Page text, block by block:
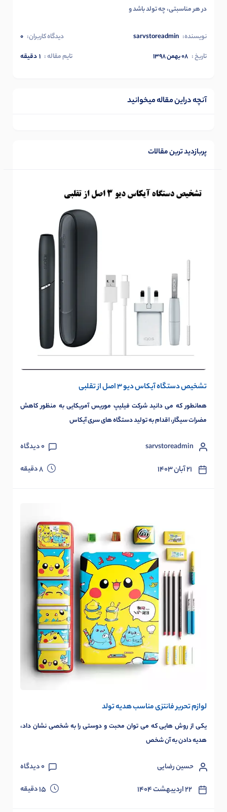
در هر مناسبتی، چه تولد باشد و
نویسنده: sarvstoreadmin دیدگاه کاربران: 0
تاریخ : ۰۸ بهمن ۱۳۹۸ تایم مقاله : 1دقیقه
آنچه دراین مقاله میخوانید
پربازدید ترین مقالات
تشخیص دستگاه آیکاس دیو 3 اصل از تقلبی
همانطور که می دانید شرکت فیلیپ موریس آمریکایی به منظور کاهش
مضرات سیگار، اقدام به تولید دستگاه های سری آیکاس
sarvstoreadmin
0دیدگاه
۲۱ آبان ۱۴۰۳ 8دقیقه
لوازم تحریر فانتزی مناسب هدیه تولد
یکی از روش هایی که می توان محبت و دوستی را به شخصی نشان داد،
هدیه دادن به آن شخص
حسین رضایی 0دیدگاه
۲۲ اردیبهشت ۱۴۰۴ 15دقیقه